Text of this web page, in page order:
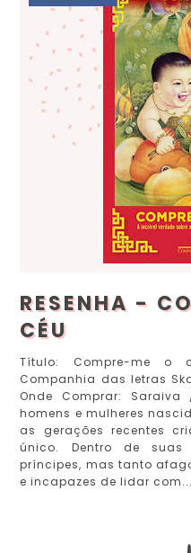
RESENHA -
CÉU
Título: Compre-me o
Companhia das letras
Onde Comprar:
homens e mulheres
as gerações recentes
único. Dentro de
príncipes, mas tanto
e incapazes de lidar com...